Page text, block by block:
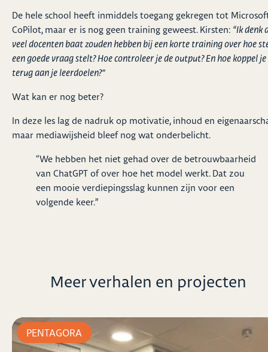
De hele school heeft inmiddels toegang gekregen tot
CoPilot, maar er is nog geen training geweest. Kirsten: “Ik denk
veel docenten baat zouden hebben bij een korte training over hoe
een goede vraag stelt? Hoe controleer je de output? En hoe koppel
terug aan je leerdoelen?”
Wat kan er nog beter?
In deze les lag de nadruk op motivatie, inhoud en
maar mediawijsheid bleef nog wat onderbelicht.
“We hebben het niet gehad over de betrouwbaarheid
van ChatGPT of over hoe het model werkt. Dat zou
een mooie verdiepingsslag kunnen zijn voor een
volgende keer.”
Meer verhalen en projecten
PENTAGORA